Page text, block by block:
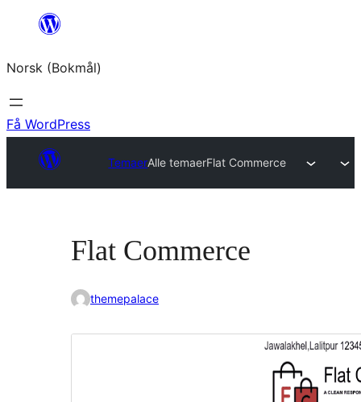
Hopp
innhold
Norsk (Bokmål)
Få WordPress
TemaerAlle temaerFlat Commerce
Flat Commerce
themepalace